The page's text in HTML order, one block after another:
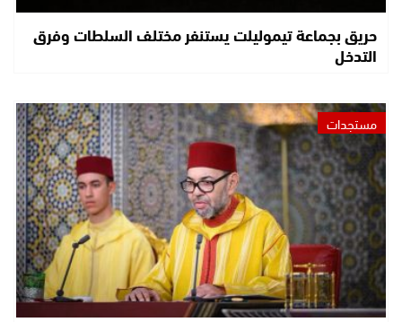
حريق بجماعة تيموليلت يستنفر مختلف السلطات وفرق
التدخل
مستجدات